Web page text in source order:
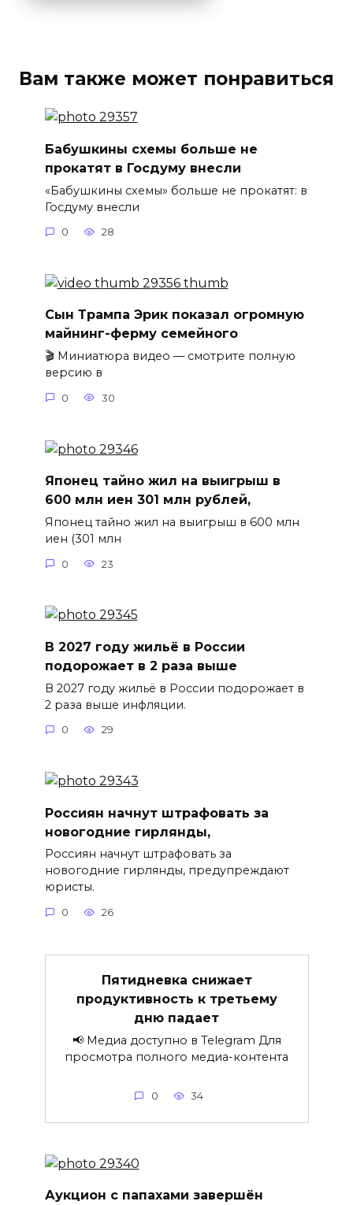
Вам также может понравиться
Бабушкины схемы больше не
прокатят в Госдуму внесли
«Бабушкины схемы» больше не прокатят: в
Госдуму внесли
0 28
Сын Трампа Эрик показал огромную
майнинг-ферму семейного
🎬 Миниатюра видео — смотрите полную
версию в
0 30
Японец тайно жил на выигрыш в
600 млн иен 301 млн рублей,
Японец тайно жил на выигрыш в 600 млн
иен (301 млн
0 23
В 2027 году жильё в России
подорожает в 2 раза выше
В 2027 году жильё в России подорожает в
2 раза выше инфляции.
0 29
Россиян начнут штрафовать за
новогодние гирлянды,
Россиян начнут штрафовать за
новогодние гирлянды, предупреждают
юристы.
0 26
Пятидневка снижает
продуктивность к третьему
дню падает
📢 Медиа доступно в Telegram Для
просмотра полного медиа-контента
0 34
Аукцион с папахами завершён